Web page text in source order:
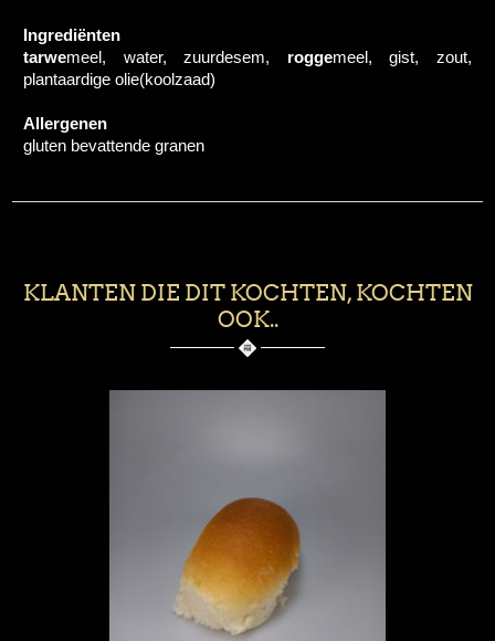
Ingrediënten
tarwemeel, water, zuurdesem, roggemeel, gist, zout,
plantaardige olie(koolzaad)
Allergenen
gluten bevattende granen
KLANTEN DIE DIT KOCHTEN, KOCHTEN
OOK..